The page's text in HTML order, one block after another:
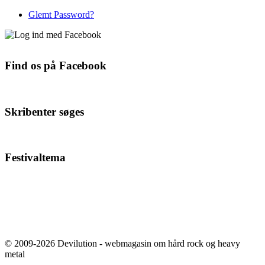
Glemt Password?
Find os på Facebook
Skribenter søges
Festivaltema
© 2009-2026 Devilution - webmagasin om hård rock og heavy
metal